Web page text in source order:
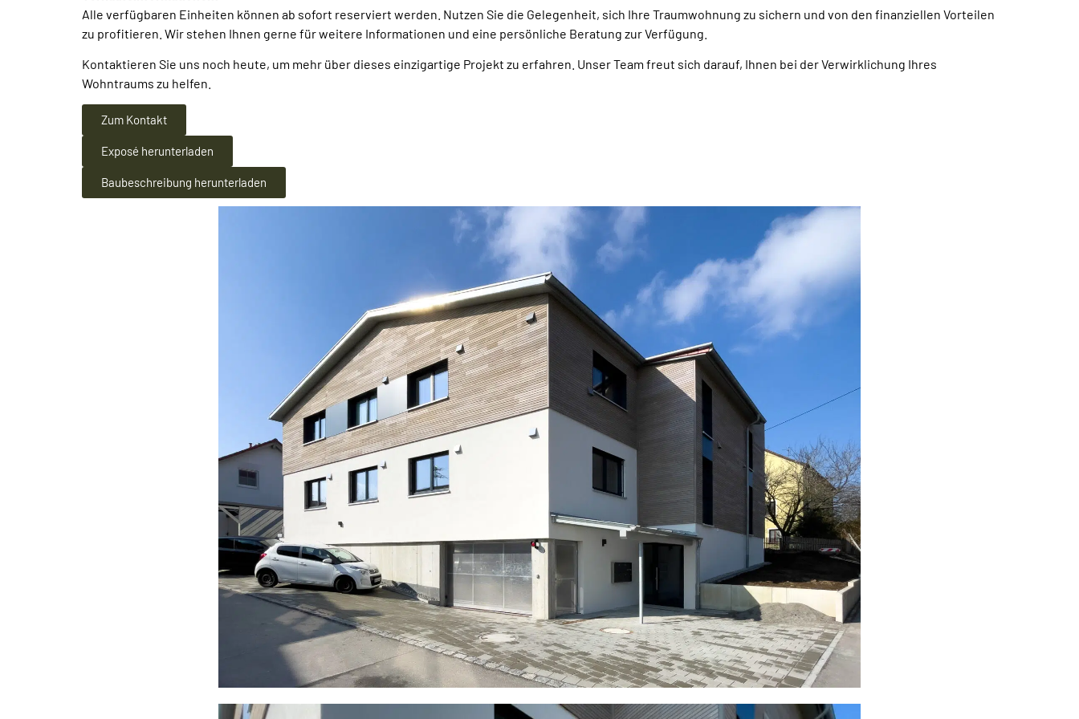
Alle verfügbaren Einheiten können ab sofort reserviert werden. Nutzen Sie die Gelegenheit, sich Ihre Traumwohnung zu sichern und von den finanziellen Vorteilen
zu profitieren. Wir stehen Ihnen gerne für weitere Informationen und eine persönliche Beratung zur Verfügung.
Kontaktieren Sie uns noch heute, um mehr über dieses einzigartige Projekt zu erfahren. Unser Team freut sich darauf, Ihnen bei der Verwirklichung Ihres
Wohntraums zu helfen.
Zum Kontakt
Exposé herunterladen
Baubeschreibung herunterladen